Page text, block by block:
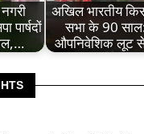
पार्षदों
अखिल भारतीय
सभा के 90
औपनिवेशिक लूट